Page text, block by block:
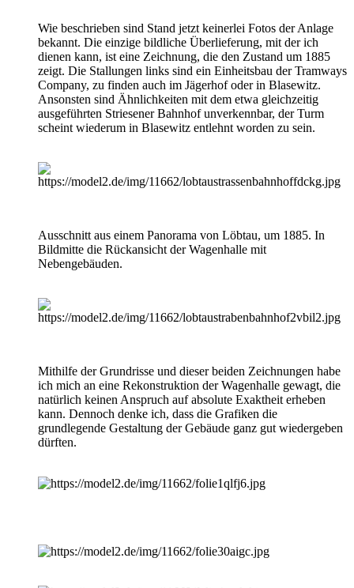
Wie beschrieben sind Stand jetzt keinerlei Fotos der Anlage
bekannt. Die einzige bildliche Überlieferung, mit der ich
dienen kann, ist eine Zeichnung, die den Zustand um 1885
zeigt. Die Stallungen links sind ein Einheitsbau der Tramways
Company, zu finden auch im Jägerhof oder in Blasewitz.
Ansonsten sind Ähnlichkeiten mit dem etwa gleichzeitig
ausgeführten Striesener Bahnhof unverkennbar, der Turm
scheint wiederum in Blasewitz entlehnt worden zu sein.
Ausschnitt aus einem Panorama von Löbtau, um 1885. In
Bildmitte die Rückansicht der Wagenhalle mit
Nebengebäuden.
Mithilfe der Grundrisse und dieser beiden Zeichnungen habe
ich mich an eine Rekonstruktion der Wagenhalle gewagt, die
natürlich keinen Anspruch auf absolute Exaktheit erheben
kann. Dennoch denke ich, dass die Grafiken die
grundlegende Gestaltung der Gebäude ganz gut wiedergeben
dürften.